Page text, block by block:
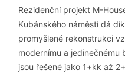
Rezidenční projekt M-
Kubánského náměstí dá
promyšlené rekonstrukci
modernímu a
jsou řešené jako 1+kk až